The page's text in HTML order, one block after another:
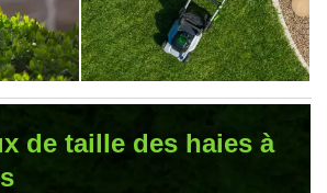
de taille des haies à